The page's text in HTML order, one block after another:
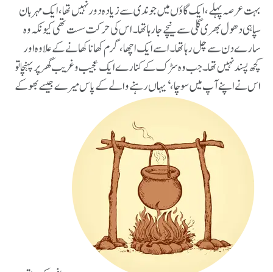
بہت عرصہ پہلے، ایک گاؤں میں جو ندی سے زیادہ دور نہیں تھا، ایک مہربان
سپاہی دھول بھری گلی سے نیچے جا رہا تھا۔ اس کی حرکت سست تھی کیونکہ وہ
سارے دن سے چل رہا تھا۔ اسے ایک اچھا، گرم کھانا کھانے کے علاوہ اور
کچھ پسند نہیں تھا۔ جب وہ سڑک کے کنارے ایک عجیب و غریب گھر پر پہنچا تو
اس نے اپنے آپ میں سوچا، ‘یہاں رہنے والے کے پاس میرے جیسے بھوکے